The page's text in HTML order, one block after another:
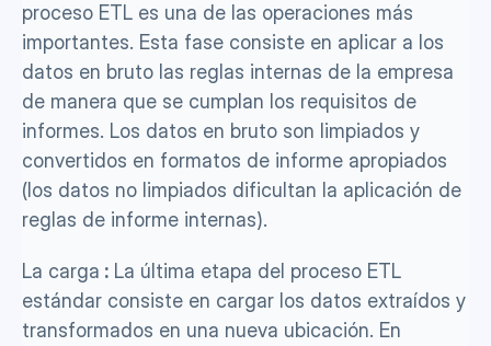
proceso ETL es una de las operaciones más
importantes. Esta fase consiste en aplicar a los
datos en bruto las reglas internas de la empresa
de manera que se cumplan los requisitos de
informes. Los datos en bruto son limpiados y
convertidos en formatos de informe apropiados
(los datos no limpiados dificultan la aplicación de
reglas de informe internas).
La carga : La última etapa del proceso ETL
estándar consiste en cargar los datos extraídos y
transformados en una nueva ubicación. En